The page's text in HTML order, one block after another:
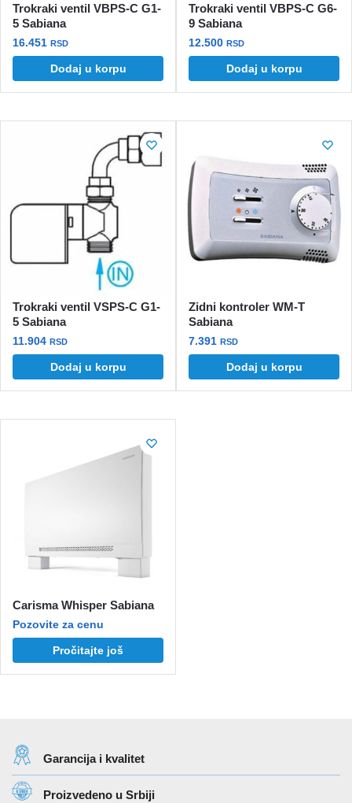
Trokraki ventil VBPS-C G1-
5 Sabiana
16.451 RSD
Dodaj u korpu
Trokraki ventil VBPS-C G6-
9 Sabiana
12.500 RSD
Dodaj u korpu
Trokraki ventil VSPS-C G1-
5 Sabiana
11.904 RSD
Dodaj u korpu
Zidni kontroler WM-T
Sabiana
7.391 RSD
Dodaj u korpu
Carisma Whisper Sabiana
Pozovite za cenu
Pročitajte još
Garancija i kvalitet
Proizvedeno u Srbiji